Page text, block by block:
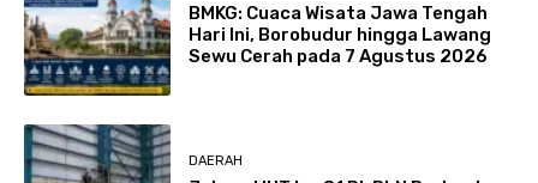
BMKG: Cuaca Wisata Jawa Tengah
Hari Ini, Borobudur hingga Lawang
Sewu Cerah pada 7 Agustus 2026
DAERAH